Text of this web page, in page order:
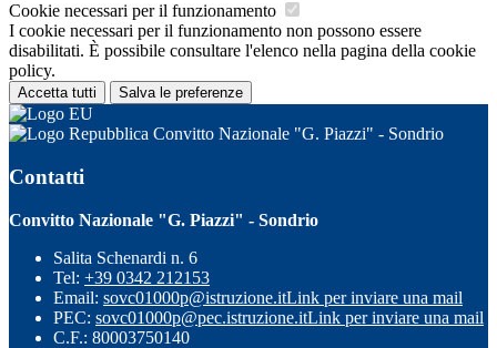
Cookie necessari per il funzionamento
I cookie necessari per il funzionamento non possono essere
disabilitati. È possibile consultare l'elenco nella pagina della cookie
policy.
Accetta tutti Salva le preferenze
Convitto Nazionale "G. Piazzi" - Sondrio
Contatti
Convitto Nazionale "G. Piazzi" - Sondrio
Salita Schenardi n. 6
Tel: +39 0342 212153
Email: sovc01000p@istruzione.itLink per inviare una mail
PEC: sovc01000p@pec.istruzione.itLink per inviare una mail
C.F.: 80003750140